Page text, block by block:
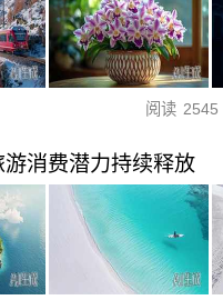
阅读 2545
消费潜力持续释放